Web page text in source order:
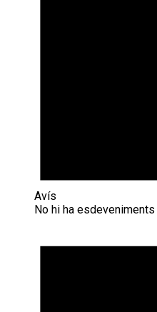
Avís
No hi ha